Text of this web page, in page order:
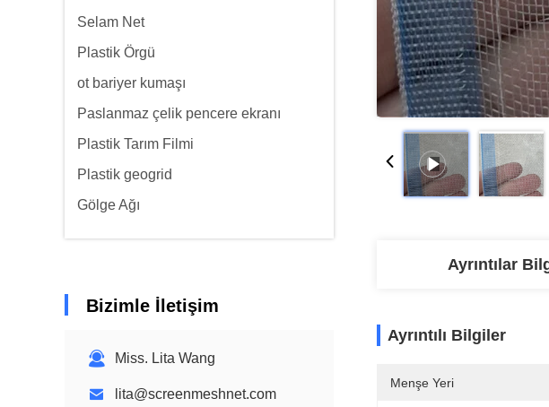
Selam Net
Plastik Örgü
ot bariyer kumaşı
Paslanmaz çelik pencere ekranı
Plastik Tarım Filmi
Plastik geogrid
Gölge Ağı
Bizimle İletişim
Miss. Lita Wang
lita@screenmeshnet.com
Ayrıntılar
Ayrıntılı Bilgiler
Menşe Yeri